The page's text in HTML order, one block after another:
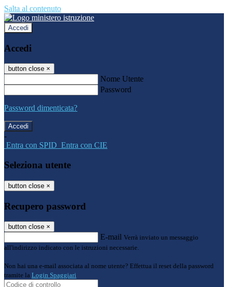
Salta al contenuto
Accedi
Accedi
button close ×
Nome Utente
Password
Password dimenticata?
-
Entra con SPID Entra con CIE
Seleziona utente
button close ×
Recupero password
button close ×
E-mail Verrà inviato un messaggio
all'indirizzo indicato con le istruzioni necessarie.
Non hai una e-mail associata al nome utente? Effettua il reset della password
tramite la Login Spaggiari